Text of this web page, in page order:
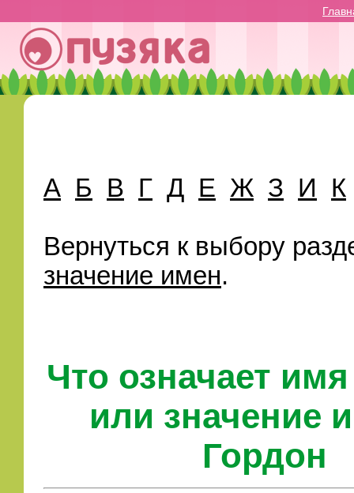
А Б В Г Д Е Ж З И К
Вернуться к выбору
значение имен.
Что означает
или значение
Гордон